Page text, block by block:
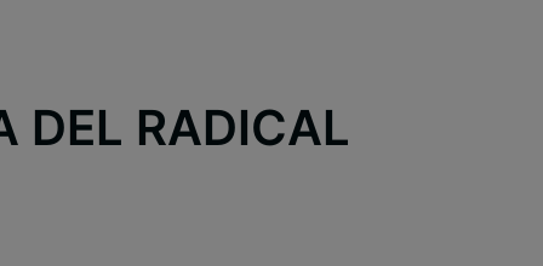
DEL RADICAL